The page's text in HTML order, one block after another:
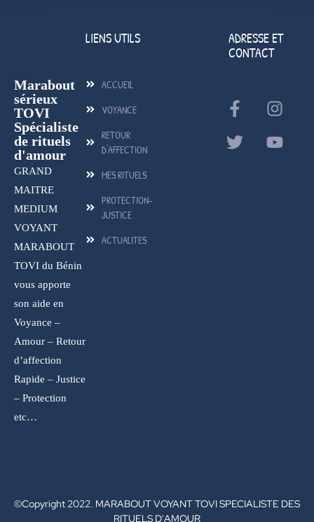
Marabout
sérieux
TOVI
Spécialiste
de rituels
d'amour
GRAND
MAITRE
MEDIUM
VOYANT
MARABOUT
TOVI du Bénin
vous apporte
son aide en
Voyance –
Amour – Retour
d’affection
Rapide – Justice
– Protection
etc…
LIENS UTILS
ACCUEIL
VOYANCE
RETOUR
D'AFFECTION
MES RITUELS
PROTECTION-
JUSTICE
ACTUALITES
ADRESSE ET
CONTACT
©Copyright 2022. MARABOUT VOYANT TOVI SPECIALISTE DES
RITUELS D'AMOUR